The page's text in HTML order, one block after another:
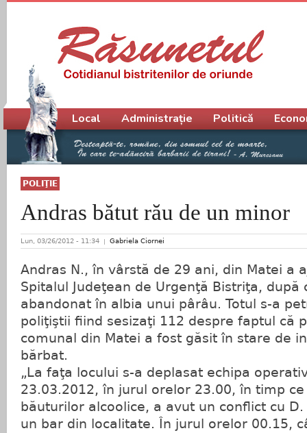
POLIŢIE
Andras bătut rău de un minor
Lun, 03/26/2012 - 11:34 Gabriela Ciornei
Andras N., în vârstă de 29 ani, din Matei a
Spitalul Judeţean de Urgenţă Bistriţa, după
abandonat în albia unui pârâu. Totul s-a
poliţiştii fiind sesizaţi 112 despre faptul că
comunal din Matei a fost găsit în stare de
bărbat.
„La faţa locului s-a deplasat echipa
23.03.2012, în jurul orelor 23.00, în timp
băuturilor alcoolice, a avut un conflict cu
un bar din localitate. În jurul orelor 00.15,
Meniu principal
Local Administrație Politică